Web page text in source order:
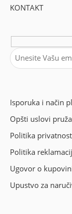
KONTAKT
Isporuka i način
Opšti uslovi
Politika
Politika
Ugovor o
Upustvo za